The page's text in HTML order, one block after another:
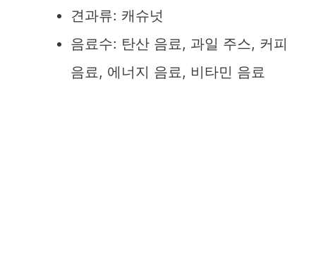
견과류: 캐슈넛
음료수: 탄산 음료, 과일 주스, 커피
음료, 에너지 음료, 비타민 음료